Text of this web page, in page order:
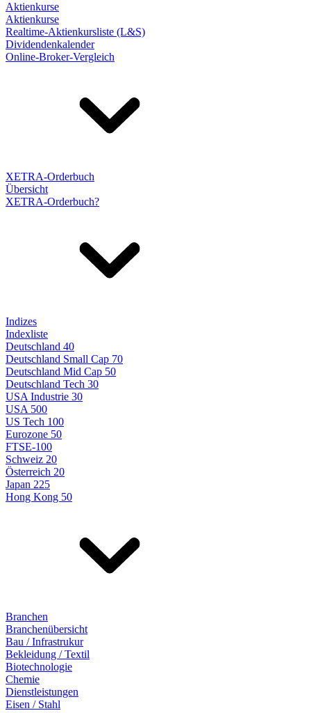
Aktienkurse
Aktienkurse
Realtime-Aktienkursliste (L&S)
Dividendenkalender
Online-Broker-Vergleich
XETRA-Orderbuch
Übersicht
XETRA-Orderbuch?
Indizes
Indexliste
Deutschland 40
Deutschland Small Cap 70
Deutschland Mid Cap 50
Deutschland Tech 30
USA Industrie 30
USA 500
US Tech 100
Eurozone 50
FTSE-100
Schweiz 20
Österreich 20
Japan 225
Hong Kong 50
Branchen
Branchenübersicht
Bau / Infrastrukur
Bekleidung / Textil
Biotechnologie
Chemie
Dienstleistungen
Eisen / Stahl